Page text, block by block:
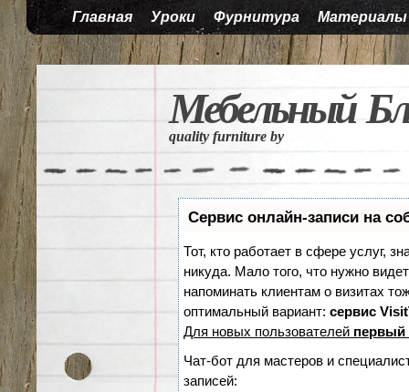
Главная Уроки Фурнитура Материалы
Мебельный
quality furniture by
Сервис онлайн-записи на
Тот, кто работает в сфере услуг,
никуда. Мало того, что нужно
напоминать клиентам о визитах
оптимальный вариант: сервис
Для новых пользователей первый
Чат-бот для мастеров и
записей: